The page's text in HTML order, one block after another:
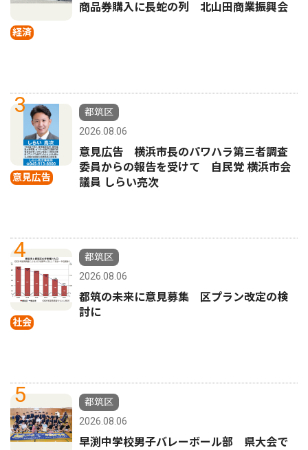
経済
商品券購入に長蛇の列 北山田商業振興会
3
意見広告
都筑区
2026.08.06
意見広告 横浜市長のパワハラ第三者調査
委員からの報告を受けて 自民党 横浜市会
議員 しらい亮次
4
社会
都筑区
2026.08.06
都筑の未来に意見募集 区プラン改定の検
討に
5
都筑区
2026.08.06
早渕中学校男子バレーボール部 県大会で